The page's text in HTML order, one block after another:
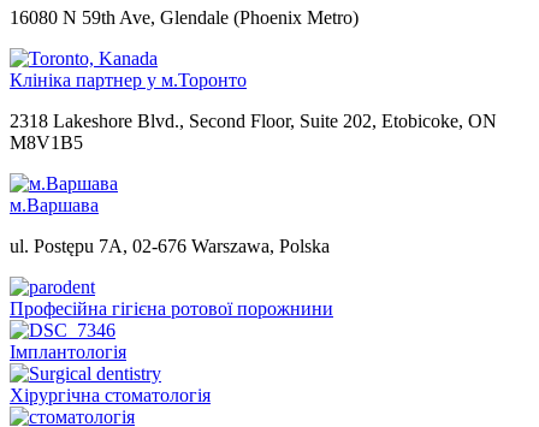
16080 N 59th Ave, Glendale (Phoenix Metro)
Клініка партнер у м.Торонто
2318 Lakeshore Blvd., Second Floor, Suite 202, Etobicoke, ON
M8V1B5
м.Варшава
ul. Postępu 7A, 02-676 Warszawa, Polska
Професійна гігієна ротової порожнини
Імплантологія
Хірургічна стоматологія